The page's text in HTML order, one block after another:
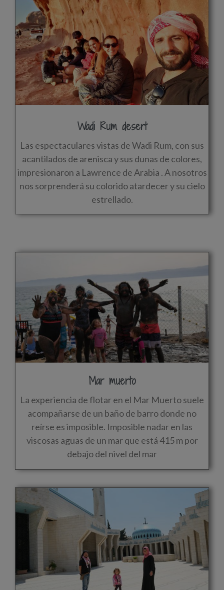
Wadi Rum desert
Las espectaculares vistas de Wadi Rum, con sus
acantilados de arenisca y sus dunas de colores,
impresionaron a Lawrence de Arabia . A nosotros
nos sorprenderá su colorido atardecer y su cielo
estrellado.
Mar muerto
La experiencia de flotar en el Mar Muerto suele
acompañarse de un baño de barro donde no
reírse es imposible. Imposible nadar en las
viscosas aguas de un mar que está 415 m por
debajo del nivel del mar